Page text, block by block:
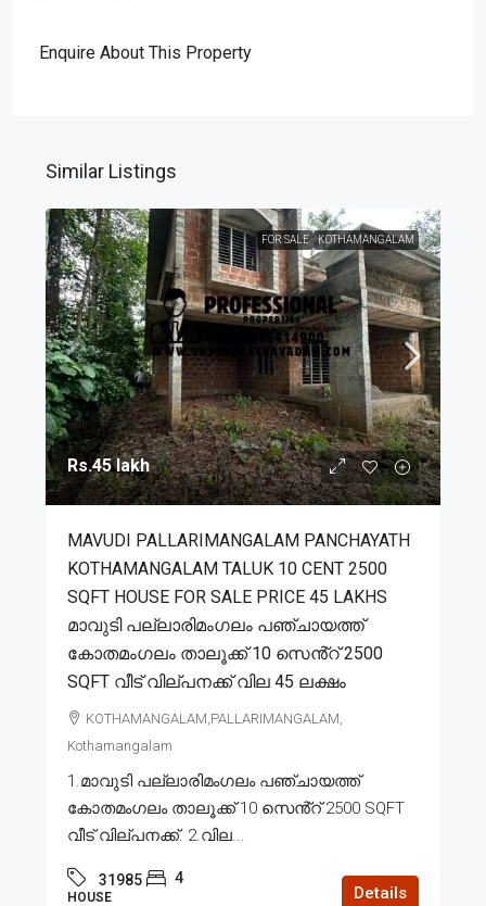
Enquire About This Property
Similar Listings
FOR SALE KOTHAMANGALAM
Rs.45 lakh
MAVUDI PALLARIMANGALAM PANCHAYATH
KOTHAMANGALAM TALUK 10 CENT 2500
SQFT HOUSE FOR SALE PRICE 45 LAKHS
മാവുടി പല്ലാരിമംഗലം പഞ്ചായത്ത്
കോതമംഗലം താലൂക്ക് 10 സെൻ്റ് 2500
SQFT വീട് വില്പനക്ക് വില 45 ലക്ഷം
KOTHAMANGALAM,PALLARIMANGALAM,
Kothamangalam
1.മാവുടി പല്ലാരിമംഗലം പഞ്ചായത്ത്
കോതമംഗലം താലൂക്ക് 10 സെൻ്റ് 2500 SQFT
വീട് വില്പനക്ക്. 2.വില...
31985 4
HOUSE Details